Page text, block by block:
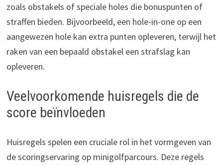
zoals obstakels of speciale holes die bonuspunten of
straffen bieden. Bijvoorbeeld, een hole-in-one op een
aangewezen hole kan extra punten opleveren, terwijl het
raken van een bepaald obstakel een strafslag kan
opleveren.
Veelvoorkomende huisregels die de
score beïnvloeden
Huisregels spelen een cruciale rol in het vormgeven van
de scoringservaring op minigolfparcours. Deze regels